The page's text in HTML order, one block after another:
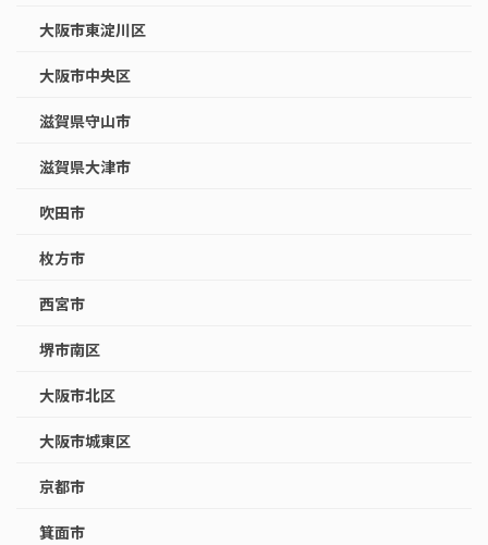
大阪市東淀川区
大阪市中央区
滋賀県守山市
滋賀県大津市
吹田市
枚方市
西宮市
堺市南区
大阪市北区
大阪市城東区
京都市
箕面市